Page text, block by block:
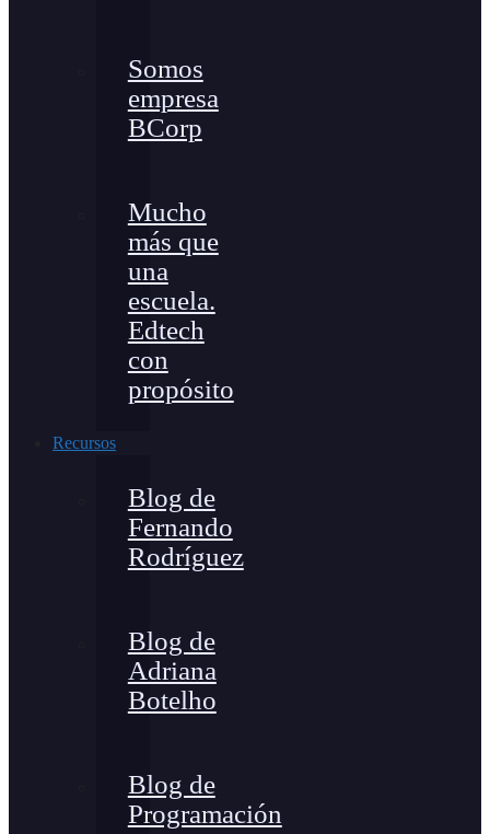
Somos
empresa
BCorp
Mucho
más que
una
escuela.
Edtech
con
propósito
Recursos
Blog de
Fernando
Rodríguez
Blog de
Adriana
Botelho
Blog de
Programación